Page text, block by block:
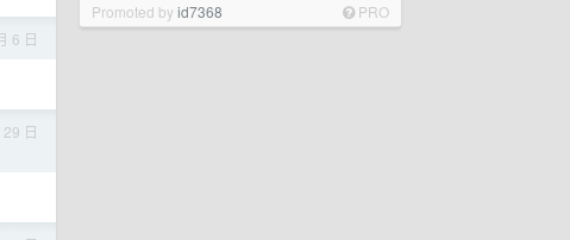
Promoted byid7368 PRO
6 日
日